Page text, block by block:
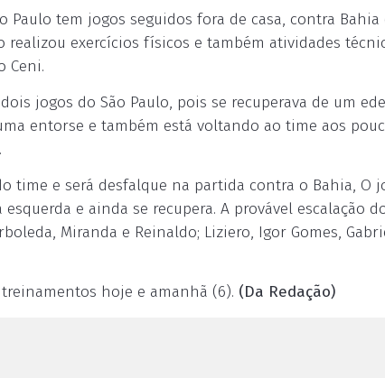
Paulo tem jogos seguidos fora de casa, contra Bahia
realizou exercícios físicos e também atividades
Ceni.
jogos do São Paulo, pois se recuperava de um
entorse e também está voltando ao time aos
time e será desfalque na partida contra o Bahia, O
e ainda se recupera. A provável escalação
Miranda e Reinaldo; Liziero, Igor Gomes,
hoje e amanhã (6). (Da Redação)